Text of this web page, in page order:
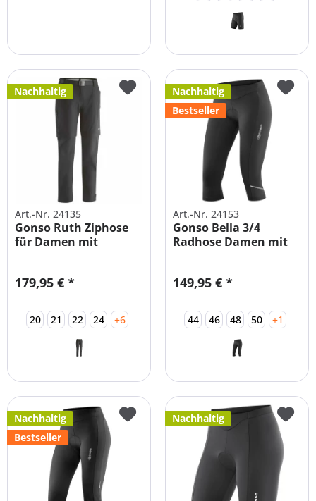
Nachhaltig
Art.-Nr. 24135
Gonso Ruth Ziphose
für Damen mit
179,95 € *
20 21 22 24 +6
Nachhaltig
Bestseller
Art.-Nr. 24153
Gonso Bella 3/4
Radhose Damen mit
149,95 € *
44 46 48 50 +1
Nachhaltig
Bestseller
Nachhaltig